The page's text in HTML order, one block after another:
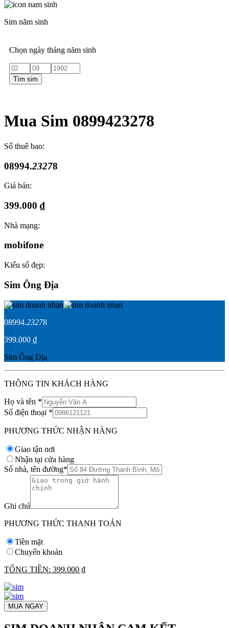
Sim năm sinh
Chọn ngày tháng năm sinh
Tìm sim
Mua Sim 0899423278
Số thuê bao:
08994.23278
Giá bán:
399.000 ₫
Nhà mạng:
mobifone
Kiểu số đẹp:
Sim Ông Địa
08994.23278
399.000 ₫
Sim Ông Địa
THÔNG TIN KHÁCH HÀNG
Họ và tên *
Số điện thoại *
PHƯƠNG THỨC NHẬN HÀNG
Giao tận nơi
Nhận tại cửa hàng
Số nhà, tên đường*
Ghi chú
PHƯƠNG THỨC THANH TOÁN
Tiền mặt
Chuyển khoản
TỔNG TIỀN: 399.000 ₫
MUA NGAY